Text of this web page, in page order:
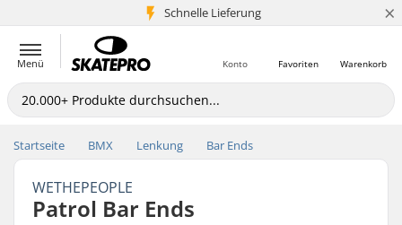
Schnelle Lieferung
5+ Mio. Kunden ×
Menü Warenkorb
Favoriten
Konto
Startseite BMX Lenkung Bar Ends
WETHEPEOPLE
Patrol Bar Ends